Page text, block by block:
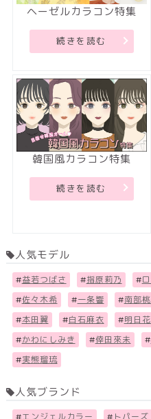
ヘーゼルカラコン特集
続きを読む
韓国風カラコン特集
続きを読む
人気モデル
#益若つばさ #指原莉乃 #
#佐々木希 #一条響 #南部
#本田翼 #白石麻衣 #明日
#かわにしみき #倖田來未 #
#実熊瑠琉
人気ブランド
#エンジェルカラー # トパーズ